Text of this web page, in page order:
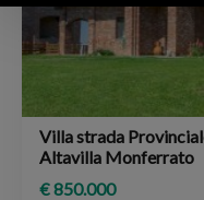
Villa strada
Altavilla Monferrato
€ 850.000